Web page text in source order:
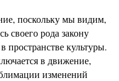
поскольку мы видим,
своего рода закону
культуры.
в движение,
изменений